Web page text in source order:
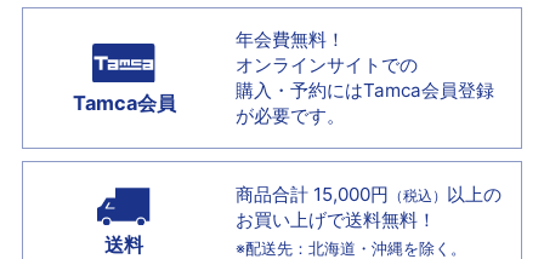
Tamca会員
年会費無料！
オンラインサイトでの
購入・予約にはTamca会員登録
が必要です。
送料
商品合計 15,000円 （税込） 以上の
お買い上げで送料無料！
※配送先：北海道・沖縄を除く。